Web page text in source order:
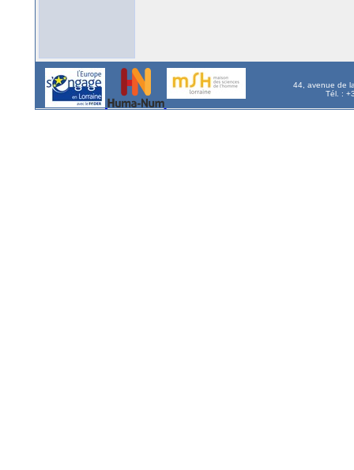
44, avenue de
Tél. :